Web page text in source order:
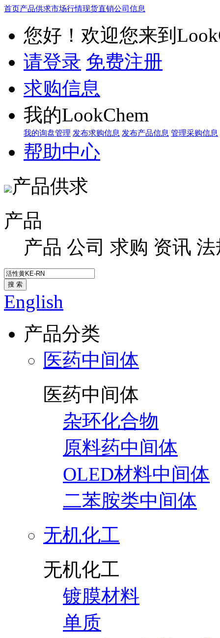
首页产品供求市场行情现货直销公司信息
您好！欢迎您来到
请登录 免费注册
求购信息
我的LookChem
我的询盘管理 发布求购信息 发布产品信息 管理采购信息
帮助中心
产品供求
产品
产品 公司 求购 资讯 法
搜 索
English
产品分类
医药中间体
医药中间体
杂环化合物
原料药中间体
OLED材料中间体
二苯胺类中间体
无机化工
无机化工
镀膜材料
单质